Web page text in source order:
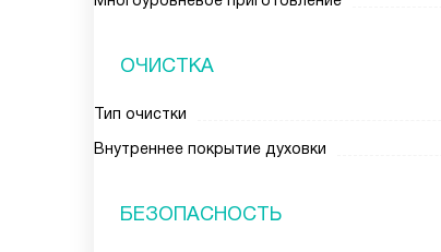
ОЧИСТКА
Тип очистки
Внутреннее покрытие духовки
БЕЗОПАСНОСТЬ